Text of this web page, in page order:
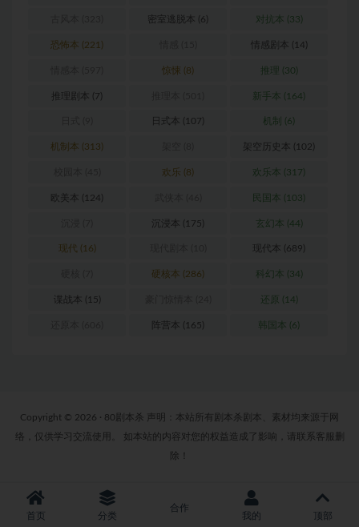
密室逃脱本 (6) 对抗本 (33)
恐怖本 (221) 情感剧本 (14)
惊悚 (8) 推理 (30)
推理剧本 (7) 新手本 (164)
日式本 (107) 机制 (6)
机制本 (313) 架空历史本 (102)
欢乐 (8) 欢乐本 (317)
欧美本 (124) 民国本 (103)
沉浸本 (175) 玄幻本 (44)
现代 (16) 现代本 (689)
硬核本 (286) 科幻本 (34)
谍战本 (15) 还原 (14)
阵营本 (165) 韩国本 (6)
Copyright © 2026 · 80剧本杀 声明：本站所有剧本杀剧本、素材均来源于网
络，仅供学习交流使用。 如本站的内容对您的权益造成了影响，请联系客服删
除！
首页 分类
合作
我的
顶部